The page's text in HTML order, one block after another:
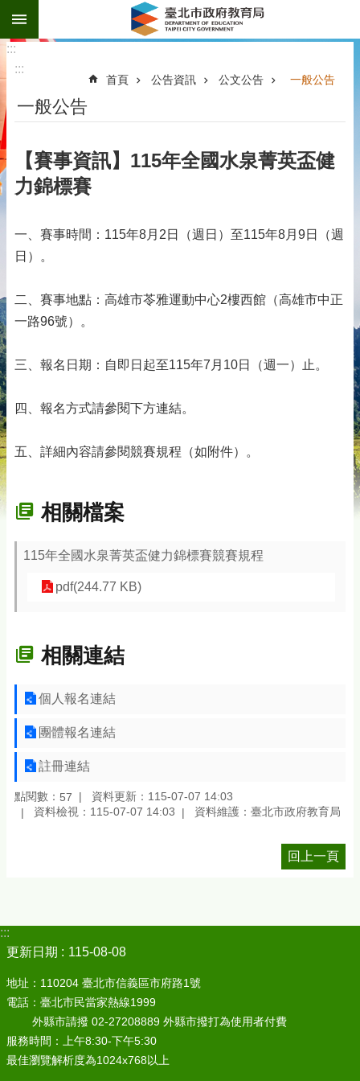
跳到主要內容區塊
:::
:::
首頁 公告資訊 公文公告 一般公告
一般公告
【賽事資訊】115年全國水泉菁英盃健
力錦標賽
一、賽事時間：115年8月2日（週日）至115年8月9日（週
日）。
二、賽事地點：高雄市苓雅運動中心2樓西館（高雄市中正
一路96號）。
三、報名日期：自即日起至115年7月10日（週一）止。
四、報名方式請參閱下方連結。
五、詳細內容請參閱競賽規程（如附件）。
相關檔案
115年全國水泉菁英盃健力錦標賽競賽規程
pdf(244.77 KB)
相關連結
個人報名連結
團體報名連結
註冊連結
點閱數： 57
資料更新：115-07-07 14:03
資料檢視：115-07-07 14:03
資料維護：臺北市政府教育局
回上一頁
:::
更新日期
115-08-08
地址：110204 臺北市信義區市府路1號
電話：臺北市民當家熱線1999
外縣市請撥 02-27208889 外縣市撥打為使用者付費
服務時間：上午8:30-下午5:30
最佳瀏覽解析度為1024x768以上